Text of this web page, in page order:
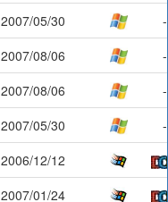
2007/05/30
-
2007/08/06
-
2007/08/06
-
2007/05/30
-
2006/12/12
2007/01/24